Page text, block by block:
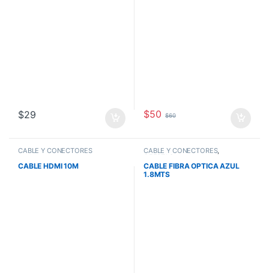
$29 $50 $60
CABLE Y CONECTORES
CABLE HDMI 10M
CABLE Y CONECTORES,
OFERTAS
CABLE FIBRA OPTICA AZUL
1.8MTS